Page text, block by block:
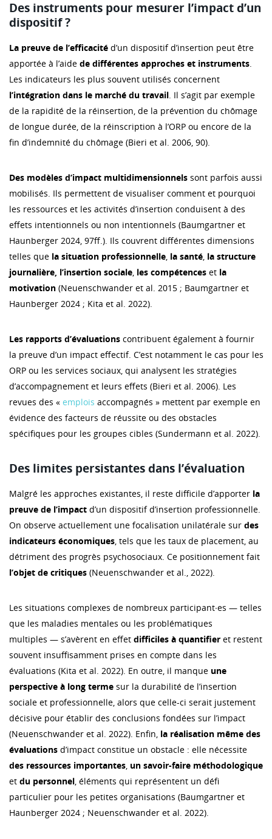
Des instruments pour mesurer l’impact d’un
dispositif ?
La preuve de l’efficacité d’un dispositif d’insertion peut être
apportée à l’aide de différentes approches et instruments.
Les indicateurs les plus souvent utilisés concernent
l’intégration dans le marché du travail. Il s’agit par exemple
de la rapidité de la réinsertion, de la prévention du chômage
de longue durée, de la réinscription à l’ORP ou encore de la
fin d’indemnité du chômage (Bieri et al. 2006, 90).
Des modèles d’impact multidimensionnels sont parfois aussi
mobilisés. Ils permettent de visualiser comment et pourquoi
les ressources et les activités d’insertion conduisent à des
effets intentionnels ou non intentionnels (Baumgartner et
Haunberger 2024, 97ff.). Ils couvrent différentes dimensions
telles que la situation professionnelle, la santé, la structure
journalière, l’insertion sociale, les compétences et la
motivation (Neuenschwander et al. 2015 ; Baumgartner et
Haunberger 2024 ; Kita et al. 2022).
Les rapports d’évaluations contribuent également à fournir
la preuve d’un impact effectif. C’est notamment le cas pour les
ORP ou les services sociaux, qui analysent les stratégies
d’accompagnement et leurs effets (Bieri et al. 2006). Les
revues des « emplois accompagnés » mettent par exemple en
évidence des facteurs de réussite ou des obstacles
spécifiques pour les groupes cibles (Sundermann et al. 2022).
Des limites persistantes dans l’évaluation
Malgré les approches existantes, il reste difficile d’apporter la
preuve de l’impact d’un dispositif d’insertion professionnelle.
On observe actuellement une focalisation unilatérale sur des
indicateurs économiques, tels que les taux de placement, au
détriment des progrès psychosociaux. Ce positionnement fait
l’objet de critiques (Neuenschwander et al., 2022).
Les situations complexes de nombreux participant∙es — telles
que les maladies mentales ou les problématiques
multiples — s’avèrent en effet difficiles à quantifier et restent
souvent insuffisamment prises en compte dans les
évaluations (Kita et al. 2022). En outre, il manque une
perspective à long terme sur la durabilité de l’insertion
sociale et professionnelle, alors que celle-ci serait justement
décisive pour établir des conclusions fondées sur l’impact
(Neuenschwander et al. 2022). Enfin, la réalisation même des
évaluations d’impact constitue un obstacle : elle nécessite
des ressources importantes, un savoir-faire méthodologique
et du personnel, éléments qui représentent un défi
particulier pour les petites organisations (Baumgartner et
Haunberger 2024 ; Neuenschwander et al. 2022).